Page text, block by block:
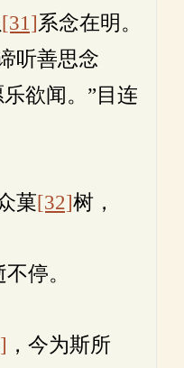
[31]系念在明。
听善思念
欲闻。”目连
菓[32]树，
停。
，今为斯所